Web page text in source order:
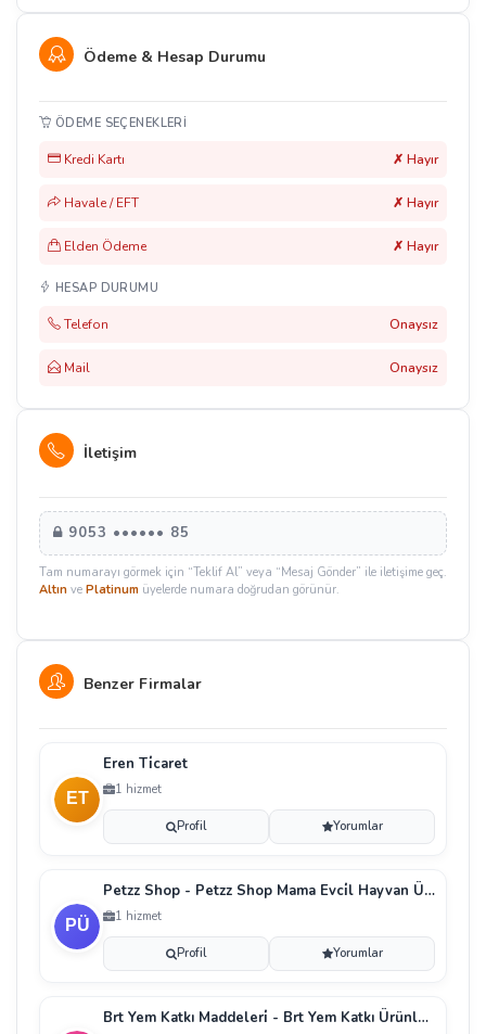
Ödeme & Hesap Durumu
ÖDEME SEÇENEKLERI
Kredi Kartı ✗ Hayır
Havale / EFT ✗ Hayır
Elden Ödeme ✗ Hayır
HESAP DURUMU
Telefon Onaysız
Mail Onaysız
İletişim
9053 •••••• 85
Tam numarayı görmek için “Teklif Al” veya “Mesaj Gönder” ile iletişime geç.
Altın ve Platinum üyelerde numara doğrudan görünür.
Benzer Firmalar
Eren Ti̇caret
1 hizmet
Profil Yorumlar
Petzz Shop - Petzz Shop Mama Evci̇l Hayvan Ürünleri̇
1 hizmet
Profil Yorumlar
Brt Yem Katkı Maddeleri̇ - Brt Yem Katkı Ürünleri̇ H